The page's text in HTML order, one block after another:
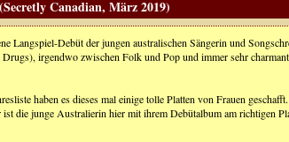
Canadian, März 2019)
Langspiel-Debüt der jungen australischen Sängerin und
Drugs), irgendwo zwischen Folk und Pop und immer sehr
haben es dieses mal einige tolle Platten von Frauen
ist die junge Australierin hier mit ihrem Debütalbum am richtigen